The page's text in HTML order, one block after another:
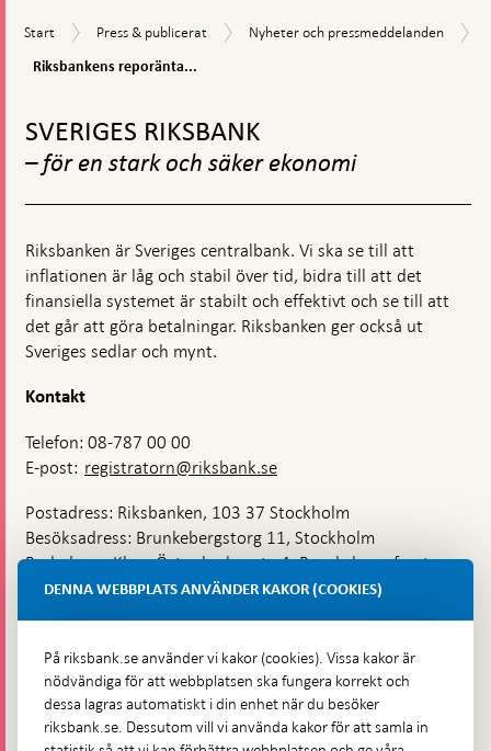
Start
Start
Press
publicerat
Press & publicerat
Nyheter
Nyheter och pressmeddelanden
Riksbankens
till
Riksbankens
styrränta
Riksbankens reporänta...
toppnavigation
SVERIGES RIKSBANK
– för en stark och säker ekonomi
Riksbanken är Sveriges centralbank. Vi ska se till att
inflationen är låg och stabil över tid, bidra till att det
finansiella systemet är stabilt och effektivt och se till att
det går att göra betalningar. Riksbanken ger också ut
Sveriges sedlar och mynt.
Kontakt
Telefon: 08-787 00 00
E-post: registratorn@riksbank.se
Postadress: Riksbanken, 103 37 Stockholm
Besöksadress: Brunkebergstorg 11, Stockholm
Budadress: Klara Östra kyrkogata 4, Brunkebergsfaret,
Lastplats 6
Hitta direkt
DENNA WEBBPLATS ANVÄNDER KAKOR (COOKIES)
På riksbank.se använder vi kakor (cookies). Vissa kakor är
nödvändiga för att webbplatsen ska fungera korrekt och
dessa lagras automatiskt i din enhet när du besöker
riksbank.se. Dessutom vill vi använda kakor för att samla in